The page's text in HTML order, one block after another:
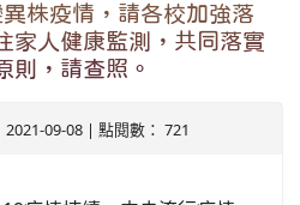
株疫情，請各校加強落
家人健康監測，共同落實
則，請查照。
2021-09-08 | 點閱數： 721